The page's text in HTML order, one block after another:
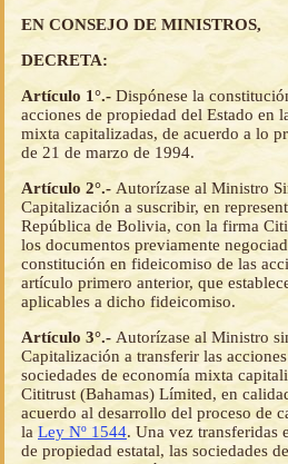
EN CONSEJO DE MINISTROS,
DECRETA:
Artículo 1°.- Dispónese la
acciones de propiedad del Estado en
mixta capitalizadas, de acuerdo a lo
de 21 de marzo de 1994.
Artículo 2°.- Autorízase al Ministro
Capitalización a suscribir, en
República de Bolivia, con la firma
los documentos previamente
constitución en fideicomiso de las
artículo primero anterior, que
aplicables a dicho fideicomiso.
Artículo 3°.- Autorízase al Ministro
Capitalización a transferir las
sociedades de economía mixta
Cititrust (Bahamas) Límited, en
acuerdo al desarrollo del proceso de
la Ley Nº 1544. Una vez transferidas
de propiedad estatal, las sociedades